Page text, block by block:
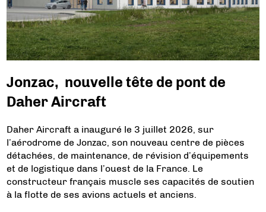
Jonzac, nouvelle tête de pont de
Daher Aircraft
Daher Aircraft a inauguré le 3 juillet 2026, sur
l’aérodrome de Jonzac, son nouveau centre de pièces
détachées, de maintenance, de révision d’équipements
et de logistique dans l’ouest de la France. Le
constructeur français muscle ses capacités de soutien
à la flotte de ses avions actuels et anciens.